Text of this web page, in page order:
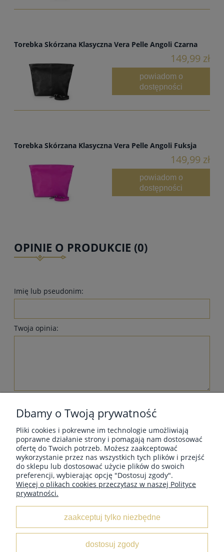
Torebka Skórzana Klasyczna Vera Pelle Angoli Czarna
149,99 zł
powiadom o
dostępności
Torebka Skórzana Klasyczna Vera Pelle Angoli Fuksja
149,99 zł
powiadom o
dostępności
OPINIE O PRODUKCIE (0)
Imię lub pseudonim:
Twoja opinia:
MOJE KONTO
O NAS
Dbamy o Twoją prywatność
Pliki cookies i pokrewne im technologie umożliwiają
poprawne działanie strony i pomagają nam dostosować
ofertę do Twoich potrzeb. Możesz zaakceptować
wykorzystanie przez nas wszystkich tych plików i przejść
do sklepu lub dostosować użycie plików do swoich
preferencji, wybierając opcję "Dostosuj zgody".
Więcej o plikach cookies przeczytasz w naszej Polityce
prywatności.
zaakceptuj tylko niezbędne
dostosuj zgody